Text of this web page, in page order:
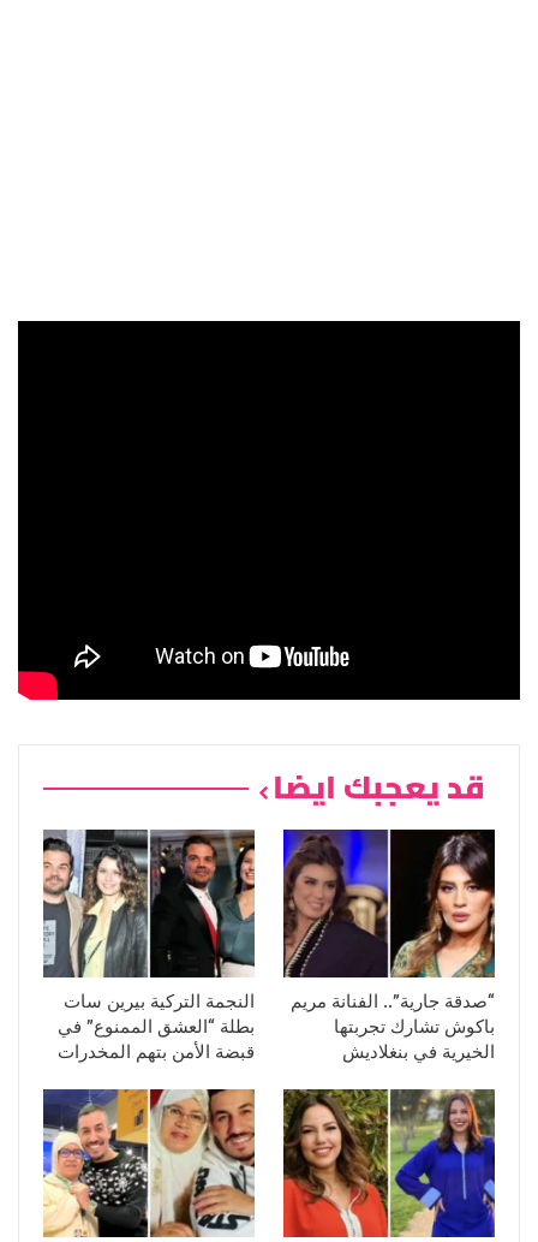
قد يعجبك ايضا
“صدقة جارية”.. الفنانة مريم
باكوش تشارك تجربتها
الخيرية في بنغلاديش
النجمة التركية بيرين سات
بطلة “العشق الممنوع” في
قبضة الأمن بتهم المخدرات